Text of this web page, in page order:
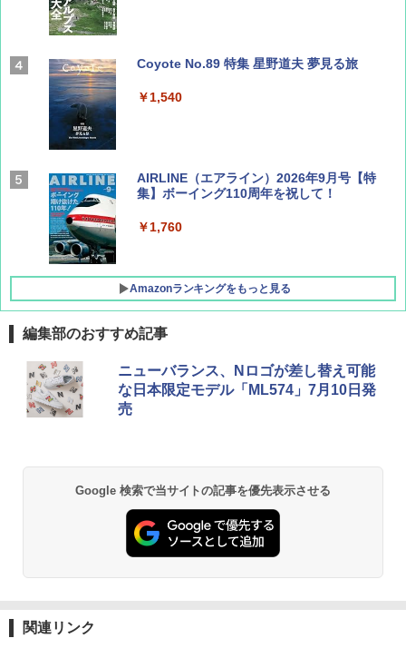
Coyote No.89 特集 星野道夫 夢見る旅
￥1,540
AIRLINE（エアライン）2026年9月号【特
集】ボーイング110周年を祝して！
￥1,760
Amazonランキングをもっと見る
地球の歩き方 スター・ウォーズ
￥2,695
球の歩き方A ヨーロッパ
￥2,479
[キャンパーズコレクション 山善] ポップアッ
プテント 傘みたいに広げて畳める パッとサ
ッとサンシェード キューブ フルクローズ メ
PYKES PEAK (パイクスピーク) 着替えテン
ト プライバシー テント 【中が透けない】 1
人用 折りたたみ 防災グッズ 災害用トイレ ビ
ーチ ピクニック ポップアップテント 携帯 簡
DEWEL パラソル 大型 ビーチ アウトドアパ
ラソル ガーデン サイトシート付 折りたたみ
防水 UVカット 4段階高さ調整 軽量 収納袋付
熊撃退スプレー 熊よけスプレー 熊スプレー
【日本企業販売】超強力クマ対策スプレー 30
0ml（連続噴射30秒）110ml（連続噴射15
秒）射程5～10m 安全ロック搭載 携帯収納袋
付き ヒグマ・イノシシ対策 自治体・教育機
編集部のおすすめ記事
ニューバランス、Nロゴが差し替え可能
な日本限定モデル「ML574」7月10日発
売
Google 検索で当サイトの記事を優先表示させる
関連リンク